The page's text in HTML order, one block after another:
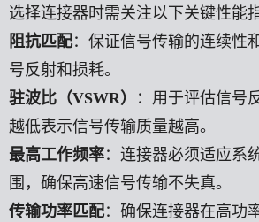
选择连接器时需关注以下关键性能
阻抗匹配：保证信号传输的连续性
号反射和损耗。
驻波比（VSWR） ：用于评估信号
越低表示信号传输质量越高。
最高工作频率：连接器必须适应系
围，确保高速信号传输不失真。
传输功率匹配：确保连接器在高功